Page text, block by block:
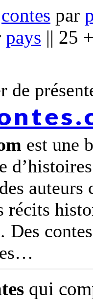
contes par
pays || 25
de
est une
qui